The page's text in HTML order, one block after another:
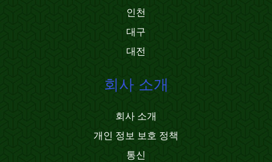
인천
대구
대전
회사 소개
회사 소개
개인 정보 보호 정책
통신